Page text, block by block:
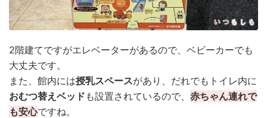
2階建てですがエレベーターがあるので、ベビーカーでも
大丈夫です。
また、館内には授乳スペースがあり、だれでもトイレ内に
おむつ替えベッド も設置されているので、 赤ちゃん連れで
も安心ですね。